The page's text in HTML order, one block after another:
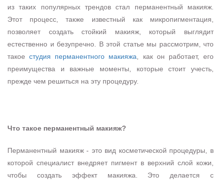
вид. Одним из таких популярных трендов стал
перманентный макияж. Этот процесс, также известный как
микропигментация, позволяет создать стойкий макияж,
который выглядит естественно и безупречно. В этой статье
мы рассмотрим, что такоестудия перманентного макияжа,
как он работает, его преимущества и важные моменты,
которые стоит учесть, прежде чем решиться на эту
Перманентный макияж - это вид косметической процедуры,
в которой специалист внедряет пигмент в верхний слой